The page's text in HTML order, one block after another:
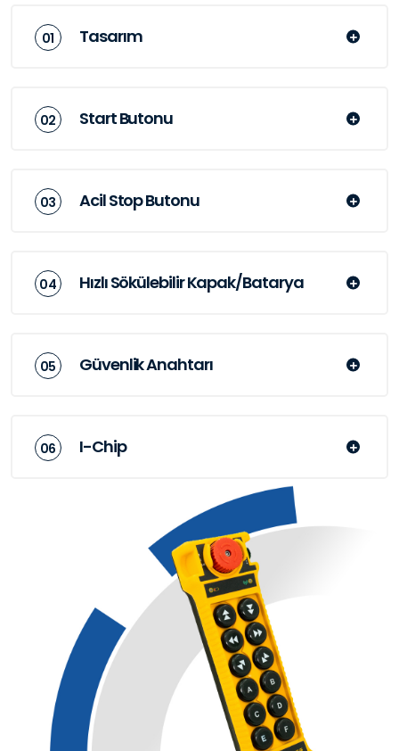
Tasarım
Start Butonu
Acil Stop Butonu
Hızlı Sökülebilir Kapak/Batarya
Güvenlik Anahtarı
I-Chip